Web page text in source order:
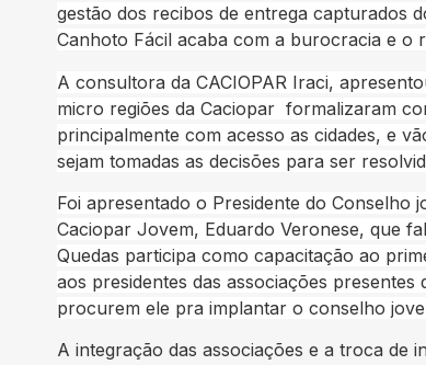
gestão dos recibos de entrega capturados
Canhoto Fácil acaba com a burocracia e o
A consultora da CACIOPAR Iraci,
micro regiões da Caciopar formalizaram
principalmente com acesso as cidades, e
sejam tomadas as decisões para ser
Foi apresentado o Presidente do Conselho
Caciopar Jovem, Eduardo Veronese, que
Quedas participa como capacitação ao
aos presidentes das associações
procurem ele pra implantar o conselho
A integração das associações e a troca de